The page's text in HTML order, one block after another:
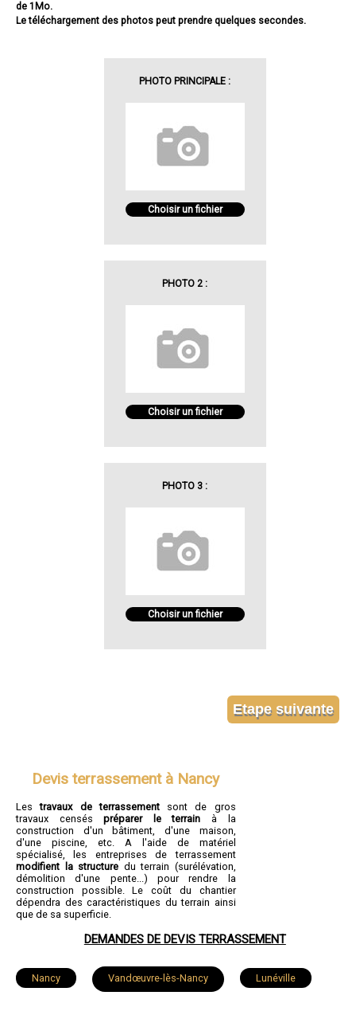
de 1Mo.
Le téléchargement des photos peut prendre quelques secondes.
PHOTO PRINCIPALE :
Choisir un fichier
PHOTO 2 :
Choisir un fichier
PHOTO 3 :
Choisir un fichier
Devis terrassement à Nancy
Lestravaux de terrassementsont de gros
travaux censéspréparer le terrain à la
construction d'un bâtiment, d'une maison,
d'une piscine, etc. A l'aide de matériel
spécialisé, les entreprises de terrassement
modifient la structure du terrain (surélévation,
démolition d'une pente...) pour rendre la
construction possible. Le coût du chantier
dépendra des caractéristiques du terrain ainsi
que de sa superficie.
DEMANDES DE DEVIS TERRASSEMENT
Nancy Vandœuvre-lès-Nancy Lunéville